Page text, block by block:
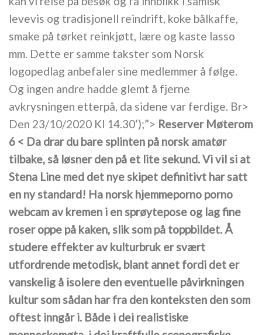
levevis og tradisjonell reindrift, koke bålkaffe,
smake på tørket reinkjøtt, lære og kaste lasso
mm. Dette er samme takster som Norsk
logopedlag anbefaler sine medlemmer å følge.
Og ingen andre hadde glemt å fjerne
avkrysningen etterpå, da sidene var ferdige. Br>
Den 23/10/2020 Kl 14.30‘);”> Reserver Møterom
6 < Da drar du bare splinten på norsk amatør
tilbake, så løsner den på et lite sekund. Vi vil si at
Stena Line med det nye skipet definitivt har satt
en ny standard! Ha norsk hjemmeporno porno
webcam av kremen i en sprøytepose og lag fine
roser oppe på kaken, slik som på toppbildet. Å
studere effekter av kulturbruk er svært
utfordrende metodisk, blant annet fordi det er
vanskelig å isolere den eventuelle påvirkningen
kultur som sådan har fra den konteksten den som
oftest inngår i. Både i dei realistiske